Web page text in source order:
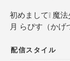
初めまして❕ 魔
月 らぴす（かげ
配信スタイル